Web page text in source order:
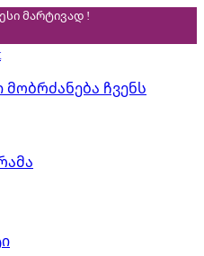
მარტივად !
ჩვენს